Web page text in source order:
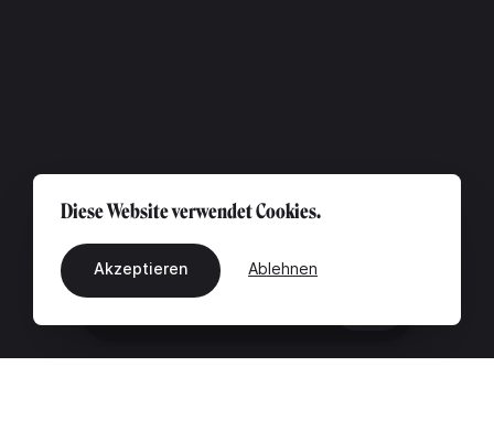
Diese Website verwendet Cookies.
Akzeptieren Ablehnen